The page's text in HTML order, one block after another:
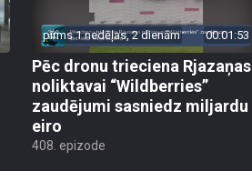
pirms 1 nedēļas, 2 dienām 00:01:53
Pēc dronu trieciena Rjazaņas
noliktavai “Wildberries”
zaudējumi sasniedz miljardu
eiro
408. epizode